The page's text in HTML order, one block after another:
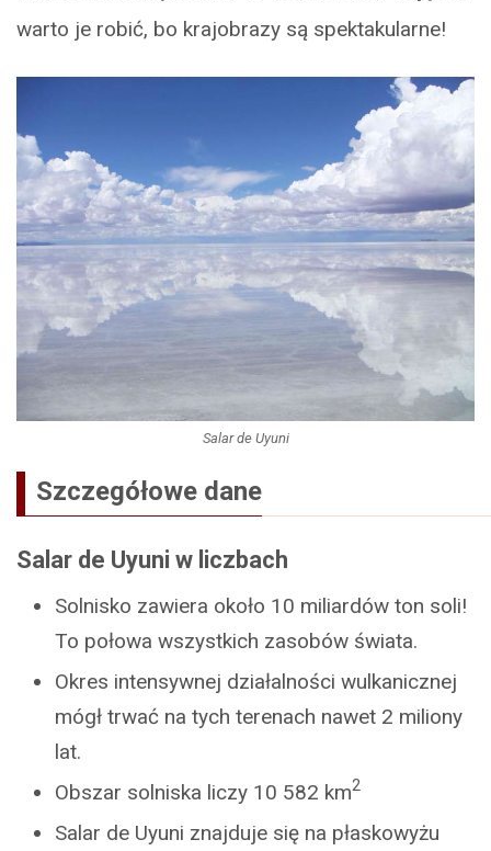
warto je robić, bo krajobrazy są spektakularne!
Salar de Uyuni
Szczegółowe dane
Salar de Uyuni w liczbach
Solnisko zawiera około 10 miliardów ton soli!
To połowa wszystkich zasobów świata.
Okres intensywnej działalności wulkanicznej
mógł trwać na tych terenach nawet 2 miliony
lat.
Obszar solniska liczy 10 582 km2
Salar de Uyuni znajduje się na płaskowyżu